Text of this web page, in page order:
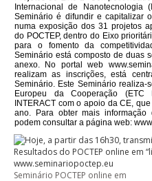
Internacional de
Seminário é difundir e capitalizar
numa exposição dos 31 projetos
do POCTEP, dentro do Eixo
para o fomento da
Seminário está composto de duas
anexo. No portal web
realizam as inscrições, está
Seminário. Este Seminário
Europeu da Cooperação (ETC
INTERACT com o apoio da CE,
ano. Para obter mais informação
podem consultar a página web:
Seminário POCTEP online em